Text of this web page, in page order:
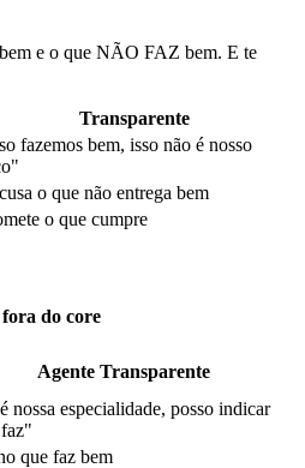
e o que NÃO FAZ bem. E te
Transparente
fazemos bem, isso não é nosso
o que não entrega bem
o que cumpre
do core
Agente Transparente
nossa especialidade, posso indicar
que faz bem